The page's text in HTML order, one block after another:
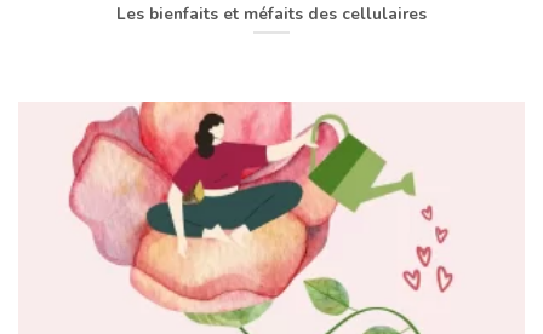
Les bienfaits et méfaits des cellulaires